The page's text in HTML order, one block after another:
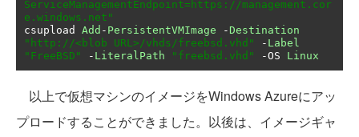
ServiceManagementEndpoint=https://management.cor
e.windows.net"
csupload Add - PersistentVMImage -Destination
"http://<blob URL>/vhds/freebsd.vhd"
- Label
"FreeBSD"
- LiteralPath "freebsd.vhd" -OS Linux
以上で仮想マシンのイメージをWindows Azureにアッ
プロードすることができました。以後は、イメージギャ